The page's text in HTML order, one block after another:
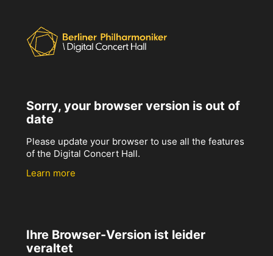
Sorry, your browser version is out of
date
Please update your browser to use all the features
of the Digital Concert Hall.
Learn more
Ihre Browser-Version ist leider
veraltet